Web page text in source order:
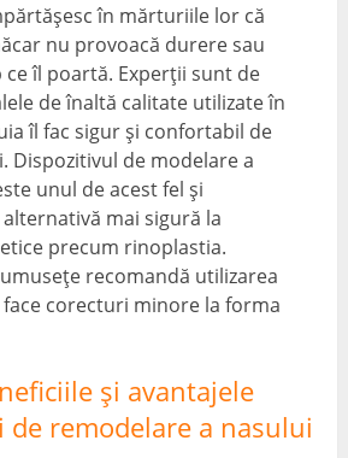
în mărturiile lor că
nu provoacă durere sau
îl poartă. Experții sunt de
de înaltă calitate utilizate în
îl fac sigur și confortabil de
Dispozitivul de modelare a
unul de acest fel și
mai sigură la
precum rinoplastia.
recomandă utilizarea
corecturi minore la forma
și avantajele
remodelare a nasului